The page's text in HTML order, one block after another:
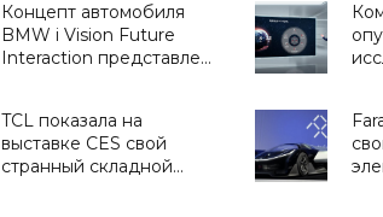
Концепт автомобиля
BMW i Vision Future
Interaction представлен
TCL показала на
выставке CES свой
странный складной